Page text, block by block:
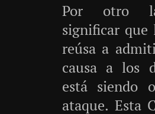
Por otro
significar que
reúsa a
causa a los
está siendo
ataque. Esta